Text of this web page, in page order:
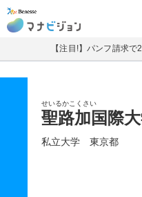
マナビジョン
【注目!】パンフ請求
せいるかこくさい
聖路加国際
私立大学 東京都